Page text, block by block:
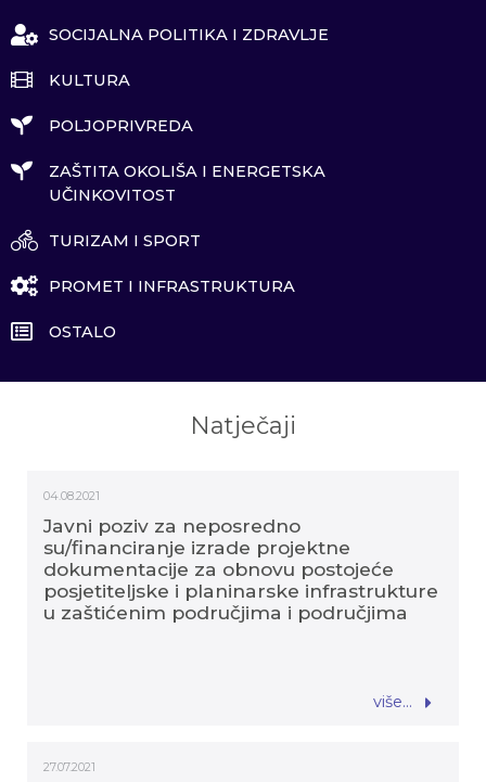
SOCIJALNA POLITIKA I ZDRAVLJE
KULTURA
POLJOPRIVREDA
ZAŠTITA OKOLIŠA I ENERGETSKA
UČINKOVITOST
TURIZAM I SPORT
PROMET I INFRASTRUKTURA
OSTALO
Natječaji
04.08.2021
Javni poziv za neposredno
su/financiranje izrade projektne
dokumentacije za obnovu postojeće
posjetiteljske i planinarske infrastrukture
u zaštićenim područjima i područjima
više...
27.07.2021